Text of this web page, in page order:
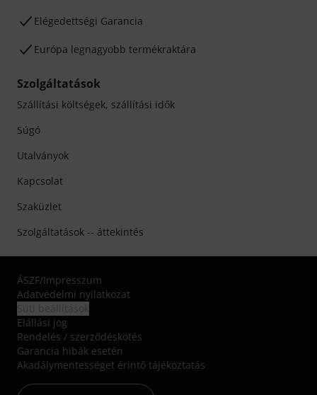
Elégedettségi Garancia
Európa legnagyobb termékraktára
Szolgáltatások
Szállítási költségek, szállítási idők
Súgó
Utalványok
Kapcsolat
Szaküzlet
Szolgáltatások -- áttekintés
ÁSZF/Impresszum
Adatvédelmi nyilatkozat
Elállási jog
Rendelés / szerződéskötés
Garancia hibák esetén
Akadálymentességet érintő tájékoztatás